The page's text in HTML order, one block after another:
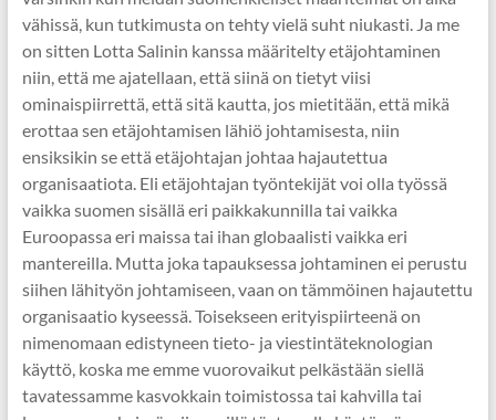
vähissä, kun tutkimusta on tehty vielä suht niukasti. Ja me
on sitten Lotta Salinin kanssa määritelty etäjohtaminen
niin, että me ajatellaan, että siinä on tietyt viisi
ominaispiirrettä, että sitä kautta, jos mietitään, että mikä
erottaa sen etäjohtamisen lähiö johtamisesta, niin
ensiksikin se että etäjohtajan johtaa hajautettua
organisaatiota. Eli etäjohtajan työntekijät voi olla työssä
vaikka suomen sisällä eri paikkakunnilla tai vaikka
Euroopassa eri maissa tai ihan globaalisti vaikka eri
mantereilla. Mutta joka tapauksessa johtaminen ei perustu
siihen lähityön johtamiseen, vaan on tämmöinen hajautettu
organisaatio kyseessä. Toisekseen erityispiirteenä on
nimenomaan edistyneen tieto- ja viestintäteknologian
käyttö, koska me emme vuorovaikut pelkästään siellä
tavatessamme kasvokkain toimistossa tai kahvilla tai